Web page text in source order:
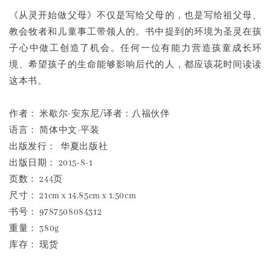
《从灵开始做父母》不仅是写给父母的，也是写给祖父母、
教会牧者和儿童事工带领人的。书中提到的环境为圣灵在孩
子心中做工创造了机会。任何一位有能力营造孩童成长环
境、希望孩子的生命能够影响后代的人，都应该花时间读读
这本书。
作者： 米歇尔·安东尼/译者：八福伙伴
语言： 简体中文·平装
出版发行： 华夏出版社
出版日期： 2015-8-1
页数： 244页
尺寸： 21cm x 14.85cm x 1.50cm
书号： 9787508084312
重量： 380g
库存： 现货